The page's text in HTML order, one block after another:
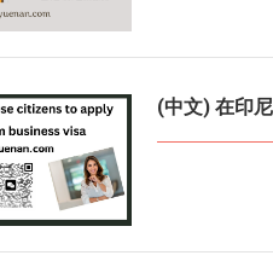
(中文) 在印